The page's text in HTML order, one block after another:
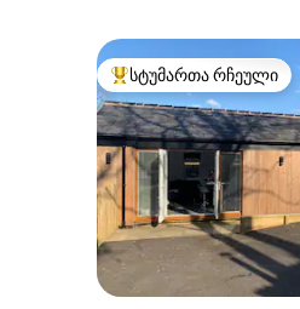
სტუმართა რჩეული
სტუმართა რჩეული